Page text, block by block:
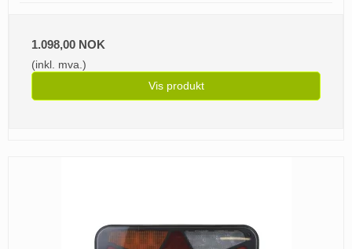
1.098,00 NOK
(inkl. mva.)
Vis produkt